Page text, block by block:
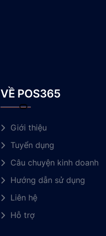
VỀ POS365
Giới thiệu
Tuyển dụng
Câu chuyện kinh doanh
Hướng dẫn sử dụng
Liên hệ
Hỗ trợ